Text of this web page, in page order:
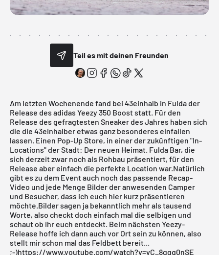
Teil es mit deinen Freunden
Am letzten Wochenende fand bei 43einhalb in Fulda der
Release des adidas Yeezy 350 Booststatt. Für den
Release des gefragtesten Sneaker des Jahres haben sich
die die 43einhalber etwas ganz besonderes einfallen
lassen. Einen Pop-Up Store, in einer der zukünftigen "In-
Locations" der Stadt: Der neuen Heimat. Fulda Bar, die
sich derzeit zwar noch als Rohbau präsentiert, für den
Release aber einfach die perfekte Location war.Natürlich
gibt es zu dem Event auch noch das passende Recap-
Video und jede Menge Bilder der anwesenden Camper
und Besucher, dass ich euch hier kurz präsentieren
möchte.Bilder sagen ja bekanntlich mehr als tausend
Worte, also checkt doch einfach mal die selbigen und
schaut ob ihr euch entdeckt. Beim nächsten Yeezy-
Release hoffe ich dann auch vor Ort sein zu können, also
stellt mir schon mal das Feldbett bereit...
;-)https://www.youtube.com/watch?v=vC_8ggq0nSE